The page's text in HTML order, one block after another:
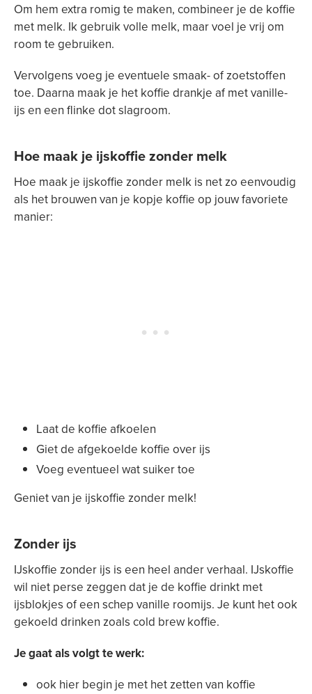
Om hem extra romig te maken, combineer je de koffie
met melk. Ik gebruik volle melk, maar voel je vrij om
room te gebruiken.
Vervolgens voeg je eventuele smaak- of zoetstoffen
toe. Daarna maak je het koffie drankje af met vanille-
ijs en een flinke dot slagroom.
Hoe maak je ijskoffie zonder melk
Hoe maak je ijskoffie zonder melk is net zo eenvoudig
als het brouwen van je kopje koffie op jouw favoriete
manier:
Laat de koffie afkoelen
Giet de afgekoelde koffie over ijs
Voeg eventueel wat suiker toe
Geniet van je ijskoffie zonder melk!
Zonder ijs
IJskoffie zonder ijs is een heel ander verhaal. IJskoffie
wil niet perse zeggen dat je de koffie drinkt met
ijsblokjes of een schep vanille roomijs. Je kunt het ook
gekoeld drinken zoals cold brew koffie.
Je gaat als volgt te werk:
ook hier begin je met het zetten van koffie